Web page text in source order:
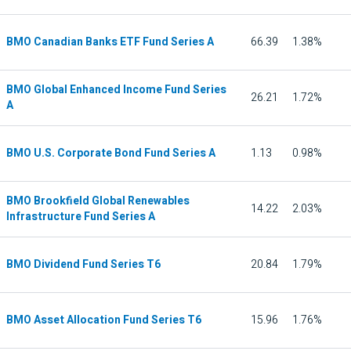
BMO Canadian Banks ETF Fund Series A 66.39 1.38%
BMO Global Enhanced Income Fund Series
A
26.21 1.72%
BMO U.S. Corporate Bond Fund Series A 1.13 0.98%
BMO Brookfield Global Renewables
Infrastructure Fund Series A
14.22 2.03%
BMO Dividend Fund Series T6 20.84 1.79%
BMO Asset Allocation Fund Series T6 15.96 1.76%